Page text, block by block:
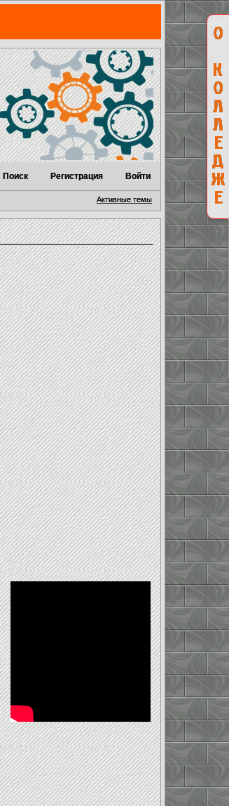
Поиск Регистрация Войти
Активные темы